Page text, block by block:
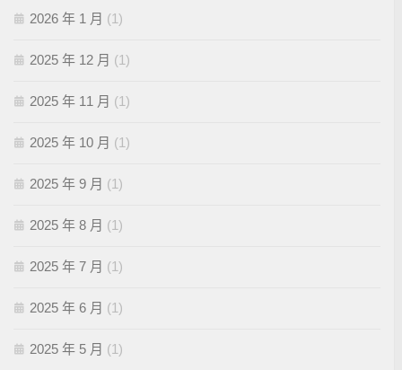
2026 年 1 月 (1)
2025 年 12 月 (1)
2025 年 11 月 (1)
2025 年 10 月 (1)
2025 年 9 月 (1)
2025 年 8 月 (1)
2025 年 7 月 (1)
2025 年 6 月 (1)
2025 年 5 月 (1)